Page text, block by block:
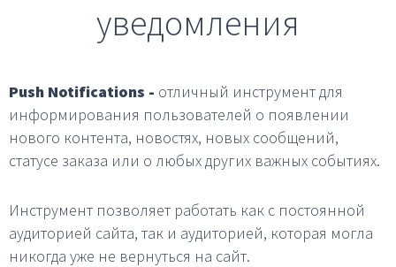
уведомления
Push Notifications - отличный инструмент для
информирования пользователей о появлении
нового контента, новостях, новых сообщений,
статусе заказа или о любых других важных событиях.
Инструмент позволяет работать как с постоянной
аудиторией сайта, так и аудиторией, которая могла
никогда уже не вернуться на сайт.